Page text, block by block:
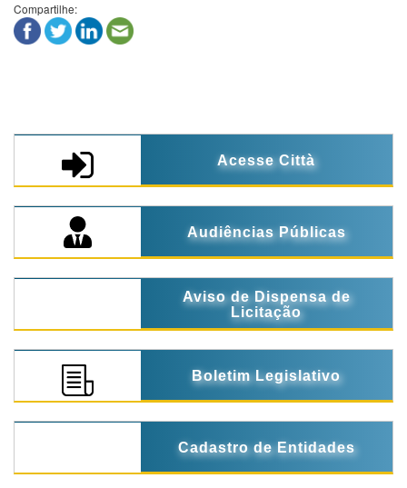
Compartilhe:
Acesse Città
Audiências Públicas
Aviso de Dispensa de
Licitação
Boletim Legislativo
Cadastro de Entidades